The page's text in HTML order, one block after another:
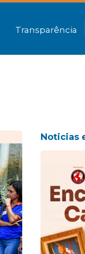
Transparência
Noticias